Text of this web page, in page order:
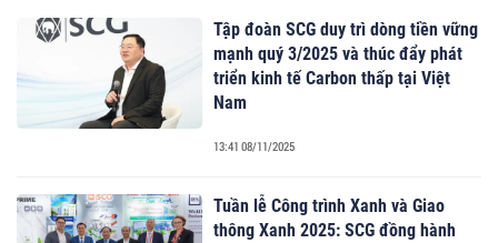
Tập đoàn SCG duy trì dòng tiền vững
mạnh quý 3/2025 và thúc đẩy phát
triển kinh tế Carbon thấp tại Việt
Nam
13:41 08/11/2025
Tuần lễ Công trình Xanh và Giao
thông Xanh 2025: SCG đồng hành